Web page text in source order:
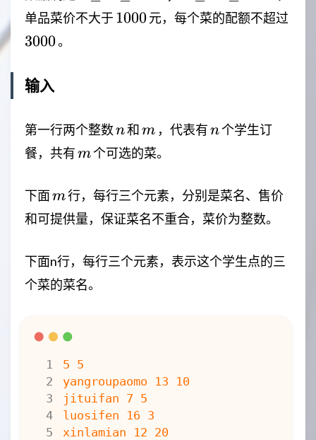
n \leq
6000，
单品菜价不大于 1000
1000元，每个菜的配额不超过
3000。
输入
第一行两个整数n
n和m
m ，代表有n
n个学生订
餐，共有m
m个可选的菜。
下面m
m行，每行三个元素，分别是菜名、售价
和可提供量，保证菜名不重合，菜价为整数。
下面n行，每行三个元素，表示这个学生点的三
个菜的菜名。
4
yangroupaomo 13 10
xinlamian 12 20